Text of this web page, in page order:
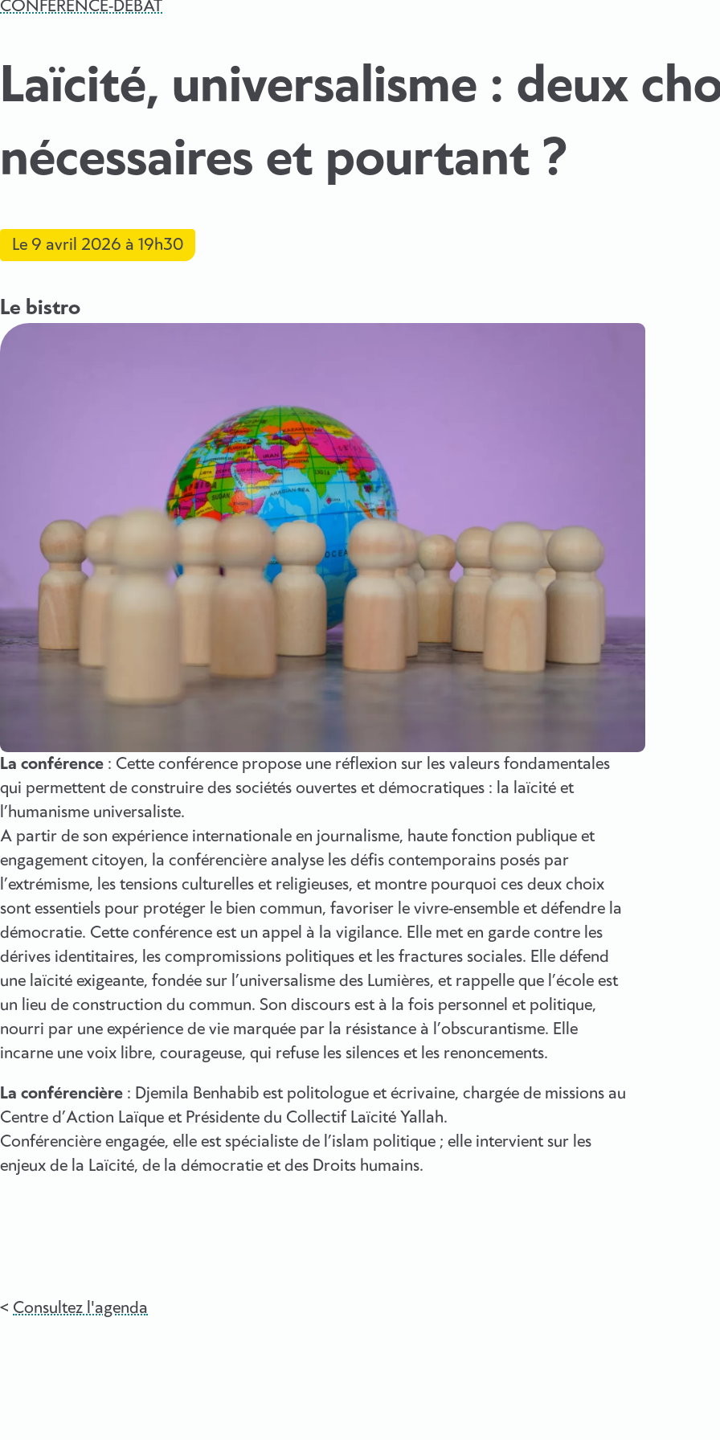
CONFÉRENCE-DÉBAT
Laïcité, universalisme : deux
nécessaires et pourtant ?
Le 9 avril 2026 à 19h30
Le bistro
La conférence : Cette conférence propose une réflexion sur les valeurs fondamentales
qui permettent de construire des sociétés ouvertes et démocratiques : la laïcité et
l’humanisme universaliste.
A partir de son expérience internationale en journalisme, haute fonction publique et
engagement citoyen, la conférencière analyse les défis contemporains posés par
l’extrémisme, les tensions culturelles et religieuses, et montre pourquoi ces deux choix
sont essentiels pour protéger le bien commun, favoriser le vivre-ensemble et défendre la
démocratie. Cette conférence est un appel à la vigilance. Elle met en garde contre les
dérives identitaires, les compromissions politiques et les fractures sociales. Elle défend
une laïcité exigeante, fondée sur l’universalisme des Lumières, et rappelle que l’école est
un lieu de construction du commun. Son discours est à la fois personnel et politique,
nourri par une expérience de vie marquée par la résistance à l’obscurantisme. Elle
incarne une voix libre, courageuse, qui refuse les silences et les renoncements.
La conférencière : Djemila Benhabib est politologue et écrivaine, chargée de missions au
Centre d’Action Laïque et Présidente du Collectif Laïcité Yallah.
Conférencière engagée, elle est spécialiste de l’islam politique ; elle intervient sur les
enjeux de la Laïcité, de la démocratie et des Droits humains.
Consultez l'agenda